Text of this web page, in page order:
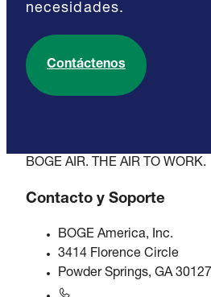
necesidades.
Contáctenos
BOGE AIR. THE AIR TO WORK.
Contacto y Soporte
BOGE America, Inc.
3414 Florence Circle
Powder Springs, GA 30127